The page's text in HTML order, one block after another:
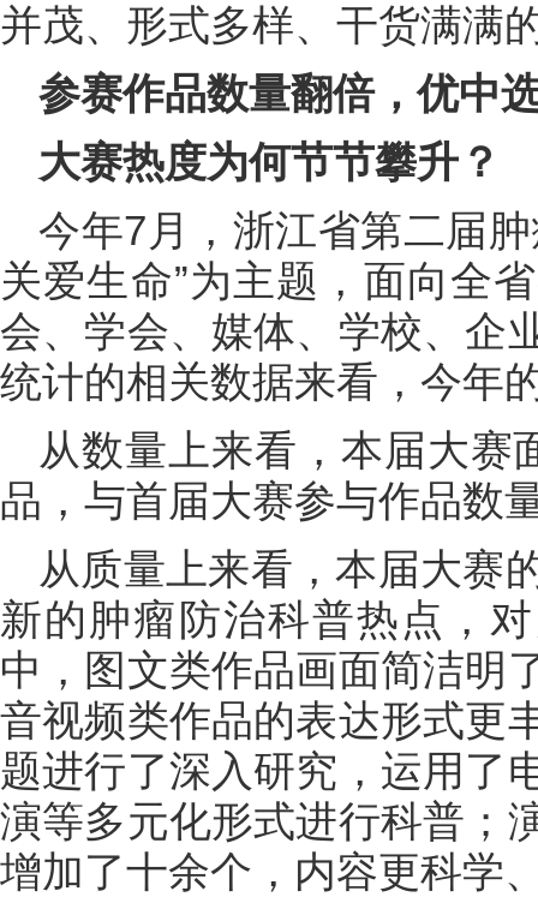
并茂、形式多样、干货满满
参赛作品数量翻倍，优中
大赛热度为何节节攀升？
今年7月，浙江省第二届
关爱生命”为主题，面向全
会、学会、媒体、学校、企
统计的相关数据来看，今年
从数量上来看，本届大赛
品，与首届大赛参与作品数
从质量上来看，本届大赛
新的肿瘤防治科普热点，
中，图文类作品画面简洁明
音视频类作品的表达形式更
题进行了深入研究，运用了
演等多元化形式进行科普；
增加了十余个，内容更科学